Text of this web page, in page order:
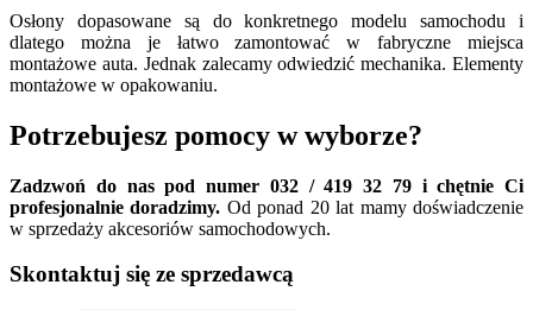
Osłony dopasowane są do konkretnego modelu samochodu i
dlatego można je łatwo zamontować w fabryczne miejsca
montażowe auta. Jednak zalecamy odwiedzić mechanika. Elementy
montażowe w opakowaniu.
Potrzebujesz pomocy w wyborze?
Zadzwoń do nas pod numer 032 / 419 32 79 i chętnie Ci
profesjonalnie doradzimy. Od ponad 20 lat mamy doświadczenie
w sprzedaży akcesoriów samochodowych.
Skontaktuj się ze sprzedawcą